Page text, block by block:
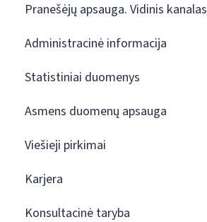
Pranešėjų apsauga. Vidinis kanalas
Administracinė informacija
Statistiniai duomenys
Asmens duomenų apsauga
Viešieji pirkimai
Karjera
Konsultacinė taryba